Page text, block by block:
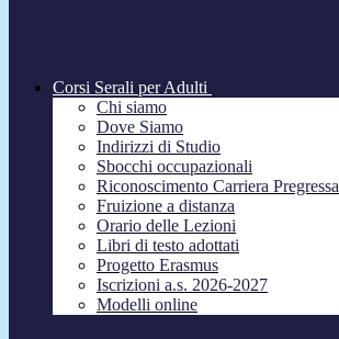
Corsi Serali per Adulti
Chi siamo
Dove Siamo
Indirizzi di Studio
Sbocchi occupazionali
Riconoscimento Carriera Pregressa
Fruizione a distanza
Orario delle Lezioni
Libri di testo adottati
Progetto Erasmus
Iscrizioni a.s. 2026-2027
Modelli online